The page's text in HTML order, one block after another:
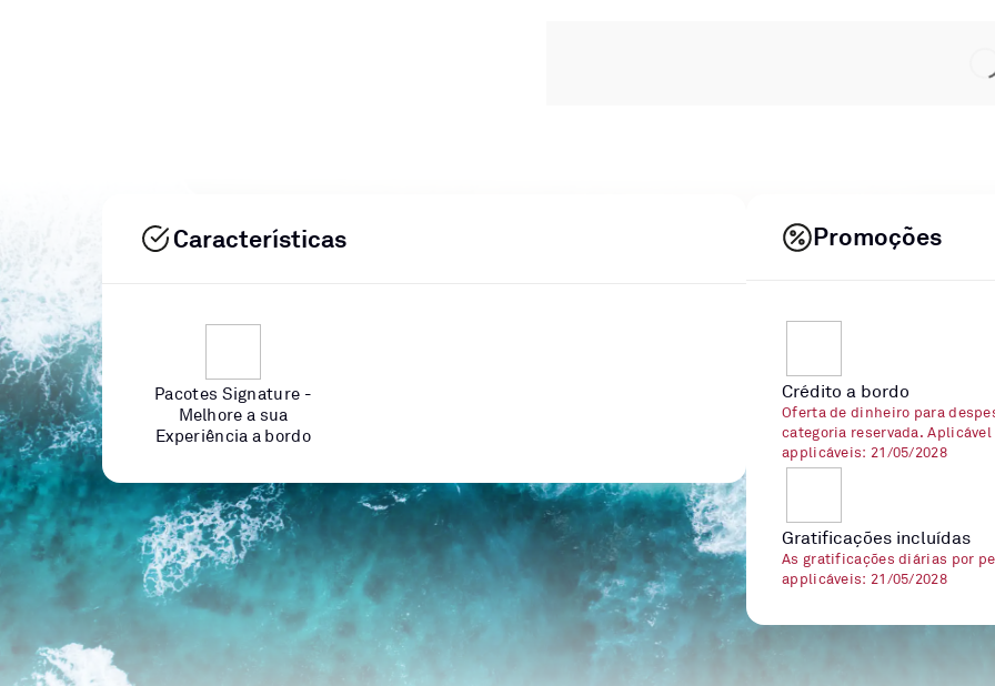
Características
Pacotes Signature -
Melhore a sua
Experiência a bordo
Promoções
Crédito a bordo
Oferta de dinheiro para
categoria reservada.
applicáveis: 21/05/2028
Gratificações incluídas
As gratificações diárias por
applicáveis: 21/05/2028